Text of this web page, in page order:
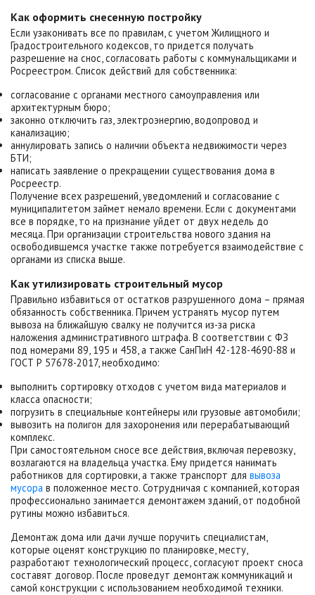
Как оформить снесенную постройку
Если узаконивать все по правилам, с учетом Жилищного и
Градостроительного кодексов, то придется получать
разрешение на снос, согласовать работы с коммунальщиками и
Росреестром. Список действий для собственника:
согласование с органами местного самоуправления или
архитектурным бюро;
законно отключить газ, электроэнергию, водопровод и
канализацию;
аннулировать запись о наличии объекта недвижимости через
БТИ;
написать заявление о прекращении существования дома в
Росреестр.
Получение всех разрешений, уведомлений и согласование с
муниципалитетом займет немало времени. Если с документами
все в порядке, то на признание уйдет от двух недель до
месяца. При организации строительства нового здания на
освободившемся участке также потребуется взаимодействие с
органами из списка выше.
Как утилизировать строительный мусор
Правильно избавиться от остатков разрушенного дома – прямая
обязанность собственника. Причем устранять мусор путем
вывоза на ближайшую свалку не получится из-за риска
наложения административного штрафа. В соответствии с ФЗ
под номерами 89, 195 и 458, а также СанПиН 42-128-4690-88 и
ГОСТ Р 57678-2017, необходимо:
выполнить сортировку отходов с учетом вида материалов и
класса опасности;
погрузить в специальные контейнеры или грузовые автомобили;
вывозить на полигон для захоронения или перерабатывающий
комплекс.
При самостоятельном сносе все действия, включая перевозку,
возлагаются на владельца участка. Ему придется нанимать
работников для сортировки, а также транспорт для вывоза
мусора в положенное место. Сотрудничая с компанией, которая
профессионально занимается демонтажем зданий, от подобной
рутины можно избавиться.
Демонтаж дома или дачи лучше поручить специалистам,
которые оценят конструкцию по планировке, месту,
разработают технологический процесс, согласуют проект сноса
составят договор. После проведут демонтаж коммуникаций и
самой конструкции с использованием необходимой техники.